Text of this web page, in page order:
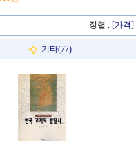
정렬 : [가격]
기타(77)